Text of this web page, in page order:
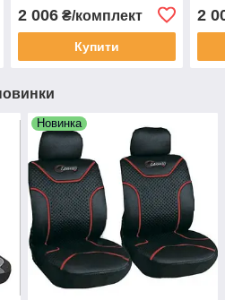
2 006₴/комплект
Купити
2
Новинка